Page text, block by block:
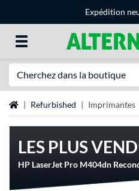
Expédition
Page d'accueil
Refurbished Imprimantes
LES PLUS
HP LaserJet Pro M404dn